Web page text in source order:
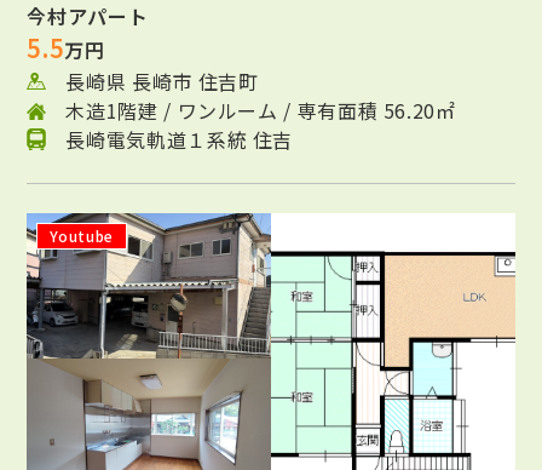
今村アパート
5.5万円
長崎県 長崎市 住吉町
木造1階建 / ワンルーム / 専有面積 56.20㎡
長崎電気軌道１系統 住吉
Youtube